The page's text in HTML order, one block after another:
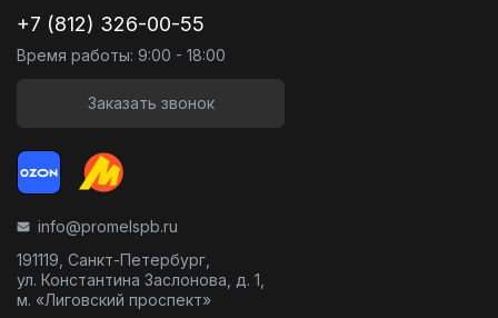
+7 (812) 326-00-55
Время работы: 9:00 - 18:00
Заказать звонок
info@promelspb.ru
191119, Санкт-Петербург,
ул. Константина Заслонова, д. 1,
м. «Лиговский проспект»